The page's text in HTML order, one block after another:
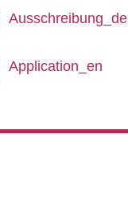
Ausschreibung_de
Application_en